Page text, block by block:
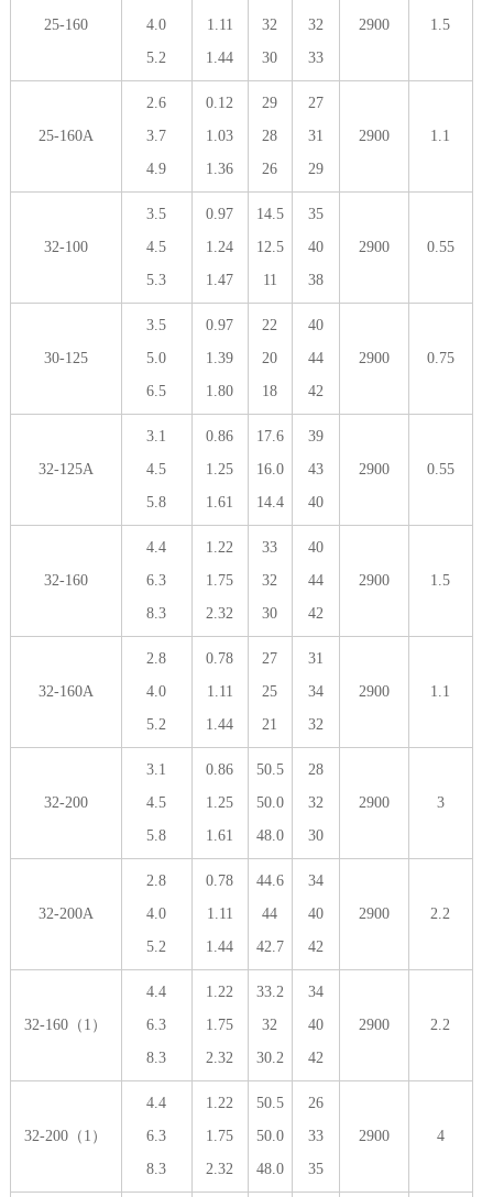
25-160
4.0
5.2
1.11
1.44
32
30
32
33
2900 1.5
25-160A
2.6
3.7
4.9
0.12
1.03
1.36
29
28
26
27
31
29
2900 1.1
32-100
3.5
4.5
5.3
0.97
1.24
1.47
14.5
12.5
11
35
40
38
2900 0.55
30-125
3.5
5.0
6.5
0.97
1.39
1.80
22
20
18
40
44
42
2900 0.75
32-125A
3.1
4.5
5.8
0.86
1.25
1.61
17.6
16.0
14.4
39
43
40
2900 0.55
32-160
4.4
6.3
8.3
1.22
1.75
2.32
33
32
30
40
44
42
2900 1.5
32-160A
2.8
4.0
5.2
0.78
1.11
1.44
27
25
21
31
34
32
2900 1.1
32-200
3.1
4.5
5.8
0.86
1.25
1.61
50.5
50.0
48.0
28
32
30
2900 3
32-200A
2.8
4.0
5.2
0.78
1.11
1.44
44.6
44
42.7
34
40
42
2900 2.2
32-160（1）
4.4
6.3
8.3
1.22
1.75
2.32
33.2
32
30.2
34
40
42
2900 2.2
32-200（1）
4.4
6.3
8.3
1.22
1.75
2.32
50.5
50.0
48.0
26
33
35
2900 4